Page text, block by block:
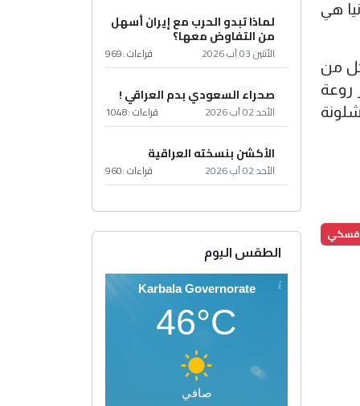
هي
من
روعة
لماذا تبدو الحرب مع إيران أسهل
من التفاوض معها؟
الأثنين 03 آب 2026 قراءات :969
صحراء السعودي بدم العراقي !
الأحد 02 آب 2026 قراءات :1048
الأكشن بنسخته العراقية
الأحد 02 آب 2026 قراءات :960
الطقس اليوم
Karbala Governorate
46°C
صافي